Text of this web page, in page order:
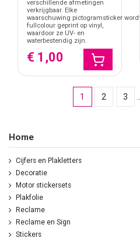
verschillende afmetingen
verkrijgbaar. Elke
waarschuwing pictogramsticker wordt
fullcolour geprint op vinyl,
waardoor ze UV- en
waterbestendig zijn.
€ 1,00
1 2 3
Home
Cijfers en Plakletters
Decoratie
Motor stickersets
Plakfolie
Reclame
Reclame en Sign
Stickers